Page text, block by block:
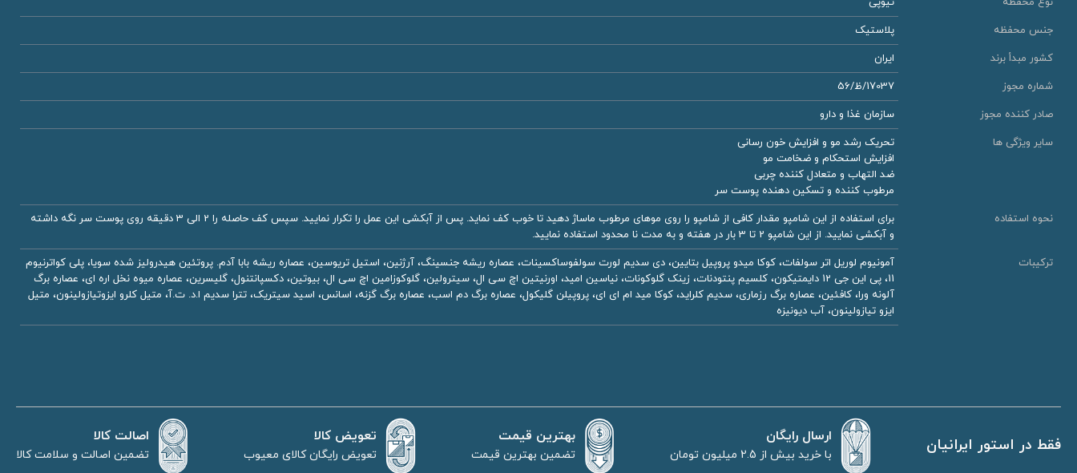
جنس محفظه
پلاستیک
کشور مبدأ برند
ایران
شماره مجوز
17037/ظ/56
صادر کننده مجوز
سازمان غذا و دارو
سایر ویژگی ها
تحریک رشد مو و افزایش خون رسانی
افزایش استحکام و ضخامت مو
ضد التهاب و متعادل کننده چربی
مرطوب کننده و تسکین دهنده پوست سر
نحوه استفاده
برای استفاده از این شامپو مقدار کافی از شامپو را روی موهای مرطوب ماساژ دهید تا خوب کف نماید. پس از آبکشی این عمل را تکرار نمایید. سپس کف حاصله را 2 الی 3 دقیقه روی پوست سر نگه داشته
و آبکشی نمایید. از این شامپو 2 تا 3 بار در هفته و به مدت نا محدود استفاده نمایید.
ترکیبات
آمونیوم لوریل اتر سولفات، كوكا میدو پروپیل بتایین، دى سدیم لورت سولفوساكسینات، عصاره ریشه جنسینگ، آرژنين، استیل تریوسین، عصاره ریشه بابا آدم. پروتئین هیدرولیز شده سویا، پلی کواترنیوم
11، پی این جی 12 دایمتیكون، کلسیم پنتودنات، زينک گلوكونات، نیاسین امید، اورنیتین اچ سی ال، سیترولین، گلوكوزامین اچ سی ال، بیوتین، دکسپانتنول، گلیسرین، عصاره میوه نخل اره ای، عصاره برگ
آلونه ورا، كافئین، عصاره برگ رزماری، سدیم كلراید، كوكا مید ام ای ای، پروپیلن گلیکول، عصاره برگ دم اسب، عصاره برگ گزنه، اسانس، اسید سیتریک، تترا سدیم ا.د. ت.آ، متیل كلرو ایزوتیازولینون، متیل
ایزو تیازولینون، آب دیونیزه
فقط در استور ایرانیان ارسال رایگان
با خرید بیش از 2.5 میلیون تومان
بهترین قیمت
تضمین بهترین قیمت
تعویض کالا
تعویض رایگان کالای معیوب
اصالت کالا
تضمین اصالت و سلامت کالا